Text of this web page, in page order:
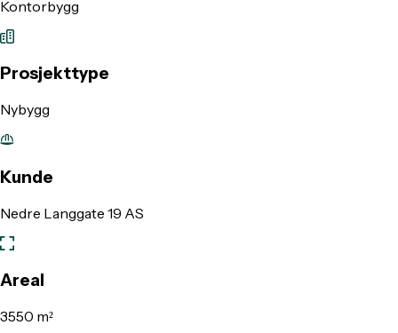
Kontorbygg
Prosjekttype
Nybygg
Kunde
Nedre Langgate 19 AS
Areal
3550 m²